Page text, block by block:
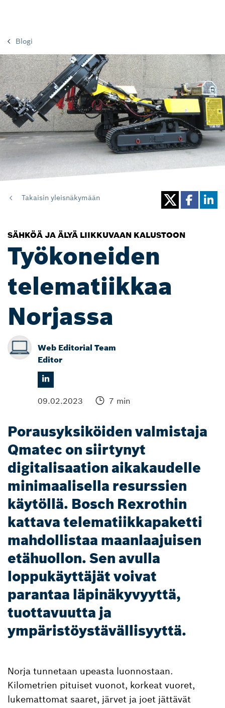
Blogi
Takaisin yleisnäkymään
SÄHKÖÄ JA ÄLYÄ LIIKKUVAAN KALUSTOON
Työkoneiden
telematiikkaa
Norjassa
Web Editorial Team
Editor
09.02.2023 7 min
Porausyksiköiden valmistaja
Qmatec on siirtynyt
digitalisaation aikakaudelle
minimaalisella resurssien
käytöllä. Bosch Rexrothin
kattava telematiikkapaketti
mahdollistaa maanlaajuisen
etähuollon. Sen avulla
loppukäyttäjät voivat
parantaa läpinäkyvyyttä,
tuottavuutta ja
ympäristöystävällisyyttä.
Norja tunnetaan upeasta luonnostaan.
Kilometrien pituiset vuonot, korkeat vuoret,
lukemattomat saaret, järvet ja joet jättävät